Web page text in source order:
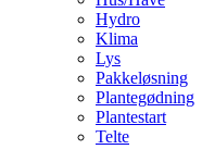
Hydro
Klima
Lys
Pakkeløsning
Plantegødning
Plantestart
Telte